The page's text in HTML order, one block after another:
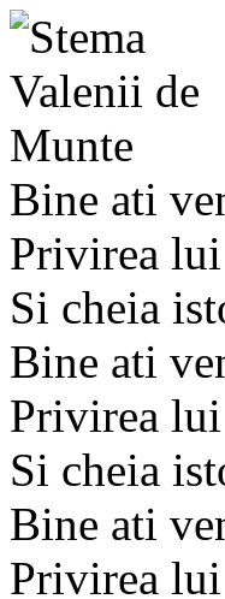
Bine ati
Privirea
Si cheia
Bine ati
Privirea
Si cheia
Bine ati
Privirea